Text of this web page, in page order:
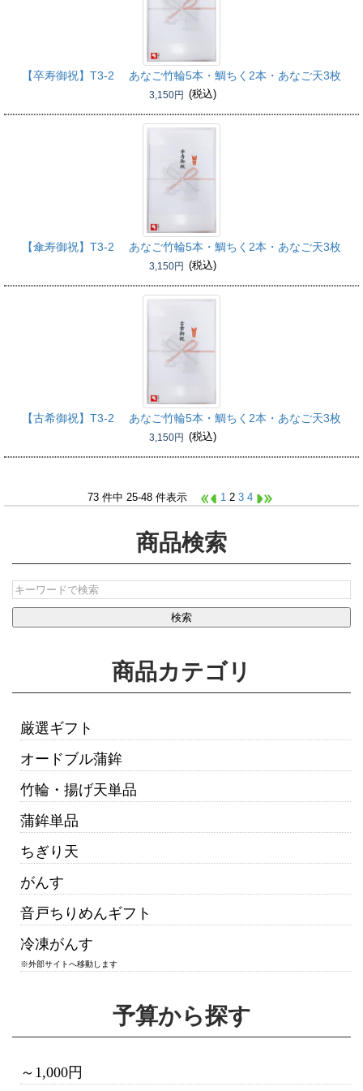
【卒寿御祝】 T3-2 あなご竹輪5本・鯛ちく2本・あなご天3枚
3,150円 (税込)
【傘寿御祝】 T3-2 あなご竹輪5本・鯛ちく2本・あなご天3枚
3,150円 (税込)
【古希御祝】 T3-2 あなご竹輪5本・鯛ちく2本・あなご天3枚
3,150円 (税込)
73 件中 25-48 件表示 1 2 3 4
商品検索
商品カテゴリ
厳選ギフト
オードブル蒲鉾
竹輪・揚げ天単品
蒲鉾単品
ちぎり天
がんす
音戸ちりめんギフト
冷凍がんす
※外部サイトへ移動します
予算から探す
～1,000円